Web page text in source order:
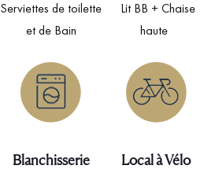
Serviettes de toilette
et de Bain
Lit BB + Chaise
haute
Blanchisserie Local à Vélo